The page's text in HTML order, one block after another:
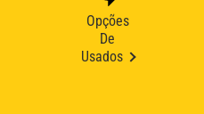
Opções
De
Usados